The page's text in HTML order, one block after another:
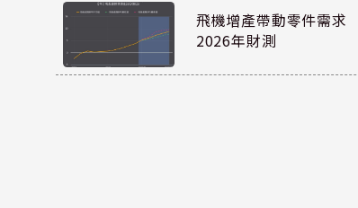
飛機增產帶動零件需
2026年財測